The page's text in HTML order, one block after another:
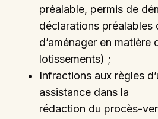
préalable, permis de
déclarations préalables
d’aménager en matière
lotissements) ;
Infractions aux règles
assistance dans la
rédaction du procès-